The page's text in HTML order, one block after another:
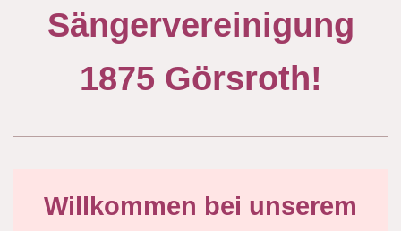
Sängervereinigung
1875 Görsroth!
Willkommen bei unserem